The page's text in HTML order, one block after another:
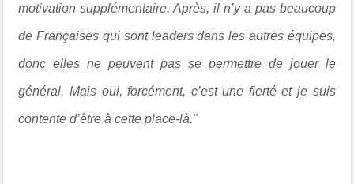
motivation supplémentaire. Après, il n’y a pas beaucoup
de Françaises qui sont leaders dans les autres équipes,
donc elles ne peuvent pas se permettre de jouer le
général. Mais oui, forcément, c’est une fierté et je suis
contente d’être à cette place-là."